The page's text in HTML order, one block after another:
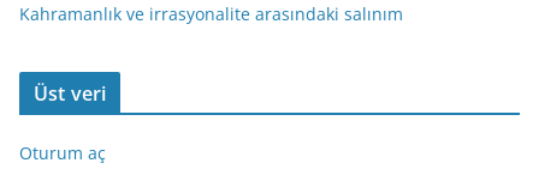
Kahramanlık ve irrasyonalite arasındaki salınım
Üst veri
Oturum aç